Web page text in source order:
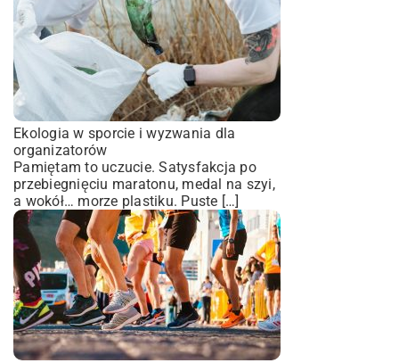
Ekologia w sporcie i wyzwania dla
organizatorów
Pamiętam to uczucie. Satysfakcja po
przebiegnięciu maratonu, medal na szyi,
a wokół… morze plastiku. Puste […]